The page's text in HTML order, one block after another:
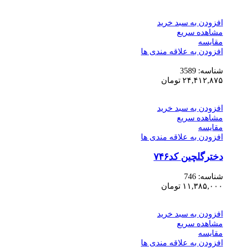
افزودن به سبد خرید
مشاهده سریع
مقایسه
افزودن به علاقه مندی ها
شناسه: 3589
۲۴,۴۱۲,۸۷۵ تومان
افزودن به سبد خرید
مشاهده سریع
مقایسه
افزودن به علاقه مندی ها
دخترگلچین کد۷۴۶
شناسه: 746
۱۱,۳۸۵,۰۰۰ تومان
افزودن به سبد خرید
مشاهده سریع
مقایسه
افزودن به علاقه مندی ها